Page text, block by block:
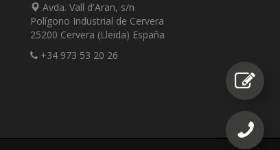
Avda. Vall d'Aran, s/n
Polígono Industrial de Cervera
25200 Cervera (Lleida) España
+34 973 53 20 26